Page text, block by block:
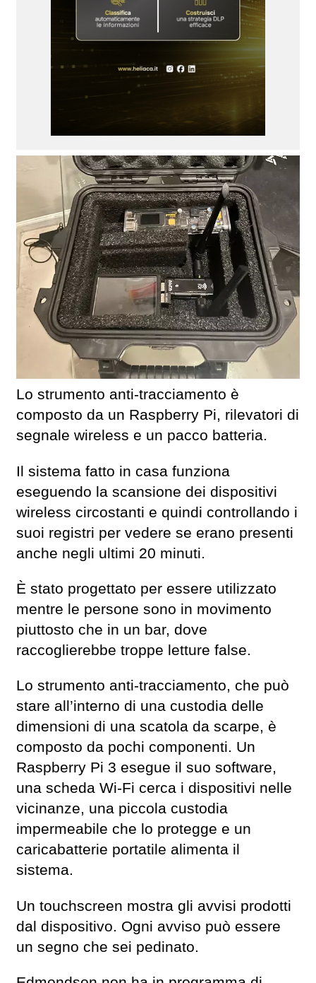
Lo strumento anti-tracciamento è
composto da un Raspberry Pi, rilevatori di
segnale wireless e un pacco batteria.
Il sistema fatto in casa funziona
eseguendo la scansione dei dispositivi
wireless circostanti e quindi controllando i
suoi registri per vedere se erano presenti
anche negli ultimi 20 minuti.
È stato progettato per essere utilizzato
mentre le persone sono in movimento
piuttosto che in un bar, dove
raccoglierebbe troppe letture false.
Lo strumento anti-tracciamento, che può
stare all’interno di una custodia delle
dimensioni di una scatola da scarpe, è
composto da pochi componenti. Un
Raspberry Pi 3 esegue il suo software,
una scheda Wi-Fi cerca i dispositivi nelle
vicinanze, una piccola custodia
impermeabile che lo protegge e un
caricabatterie portatile alimenta il
sistema.
Un touchscreen mostra gli avvisi prodotti
dal dispositivo. Ogni avviso può essere
un segno che sei pedinato.